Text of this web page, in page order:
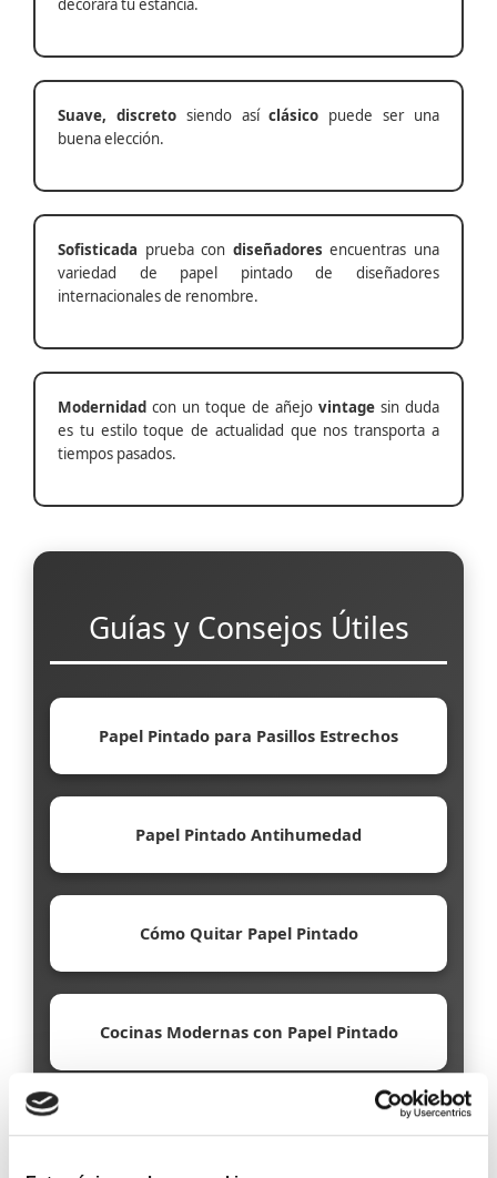
decorara tu estancia.
Suave, discretosiendo asíclásico puede ser una
buena elección.
Sofisticada prueba con diseñadores encuentras una
variedad de papel pintado de diseñadores
internacionales de renombre.
Modernidad con un toque de añejo vintage sin duda
es tu estilo toque de actualidad que nos transporta a
tiempos pasados.
Guías y Consejos Útiles
Papel Pintado para Pasillos Estrechos
Papel Pintado Antihumedad
Cómo Quitar Papel Pintado
Cocinas Modernas con Papel Pintado
Papel Pintado Ecológico